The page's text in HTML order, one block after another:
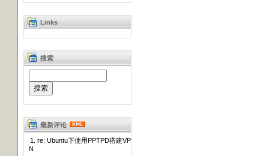
Links
搜索
最新评论
1. re: Ubuntu下使用PPTPD搭建VP
N